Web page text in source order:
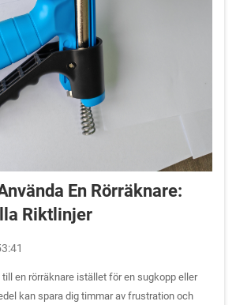
En Rörräknare:
Riktlinjer
en rörräknare istället för en sugkopp eller
kan spara dig timmar av frustration och